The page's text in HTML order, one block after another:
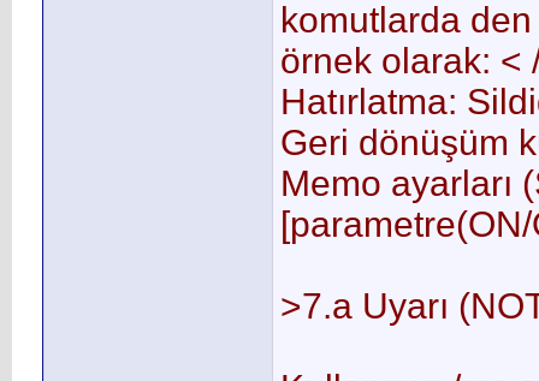
komutlarda
örnek olarak:
Hatırlatma:
Geri dönüşüm
Memo ayarları
>7.a Uyarı